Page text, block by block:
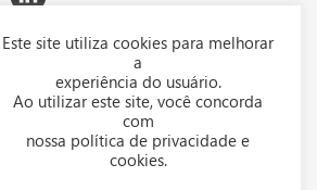
Downloads
Representantes
Política de privacidade
Este site utiliza cookies para melhorar
a
experiência do usuário.
Ao utilizar este site, você concorda
com
nossa política de privacidade e
cookies.